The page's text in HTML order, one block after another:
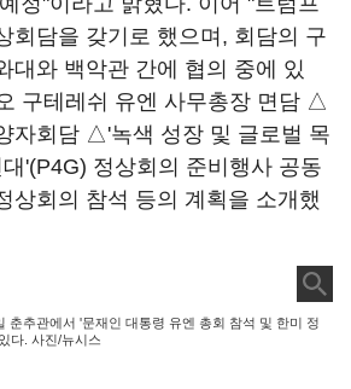
회담을 갖기로 했으며, 회담의 구
대와 백악관 간에 협의 중에 있
구테레쉬 유엔 사무총장 면담 △
자회담 △'녹색 성장 및 글로벌 목
'(P4G) 정상회의 준비행사 공동
상회의 참석 등의 계획을 소개했
춘추관에서 '문재인 대통령 유엔 총회 참석 및 한미 정
다. 사진/뉴시스